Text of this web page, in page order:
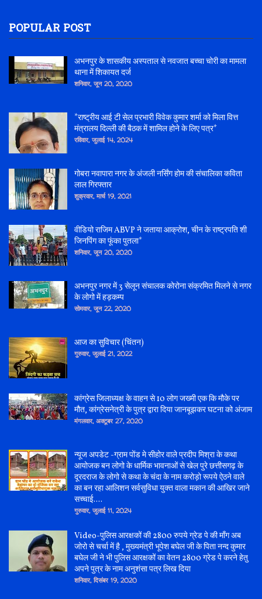
POPULAR POST
अभनपुर के शासकीय अस्पताल से नवजात बच्चा चोरी का मामला
थाना में शिकायत दर्ज
शनिवार, जून 20, 2020
*राष्ट्रीय आई टी सेल प्रभारी विवेक कुमार शर्मा को मिला वित्त
मंत्रालय दिल्ली की बैठक में शामिल होने के लिए पत्र*
रविवार, जुलाई 14, 2024
गोबरा नवापारा नगर के अंजली नर्सिंग होम की संचालिका कविता
लाल गिरफ्तार
शुक्रवार, मार्च 19, 2021
वीडियो राजिम ABVP ने जताया आक्रोश, चीन के राष्ट्रपति शी
जिनपिंग का फूंका पुतला*
शनिवार, जून 20, 2020
अभनपुर नगर में 3 सेलून संचालक कोरोना संक्रमित मिलने से नगर
के लोगो में हड़कम्प
सोमवार, जून 22, 2020
आज का सुविचार (चिंतन)
गुरुवार, जुलाई 21, 2022
कांग्रेस जिलाध्यक्ष के वाहन से 10 लोग जख्मी एक कि मौके पर
मौत, कांग्रेसनेत्री के पुत्र द्वारा दिया जानबूझकर घटना को अंजाम
मंगलवार, अक्टूबर 27, 2020
न्यूज अपडेट -ग्राम पोंड मे सीहोर वाले प्रदीप मिश्रा के कथा
आयोजक बन लोगो के धार्मिक भावनाओं से खेल पुरे छत्तीसगढ़ के
दूरदराज के लोगो से कथा के चंदा के नाम करोड़ो रूपये ऐठने वाले
का बन रहा आलिशन सर्वसुविधा युक्त वाला मकान की आखिर जाने
सच्चाई....
गुरुवार, जुलाई 11, 2024
Video-पुलिस आरक्षकों की 2800 रुपये ग्रेड पे की माँग अब
जोरो से चर्चा में है , मुख्यमंत्री भूपेश बघेल जी के पिता नन्द कुमार
बघेल जी ने भी पुलिस आरक्षकों का वेतन 2800 ग्रेड पे करने हेतु
अपने पुत्र के नाम अनुशंसा पत्र लिख दिया
शनिवार, दिसंबर 19, 2020